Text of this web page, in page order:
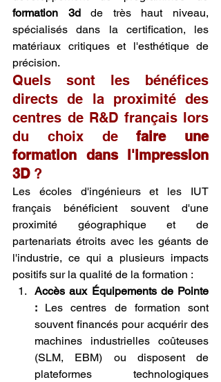
formation 3d de très haut niveau,
spécialisés dans la certification, les
matériaux critiques et l'esthétique de
précision.
Quels sont les bénéfices
directs de la proximité des
centres de R&D français lors
du choix de faire une
formation dans l'impression
3D ?
Les écoles d'ingénieurs et les IUT
français bénéficient souvent d'une
proximité géographique et de
partenariats étroits avec les géants de
l'industrie, ce qui a plusieurs impacts
positifs sur la qualité de la formation :
Accès aux Équipements de Pointe
: Les centres de formation sont
souvent financés pour acquérir des
machines industrielles coûteuses
(SLM, EBM) ou disposent de
plateformes technologiques